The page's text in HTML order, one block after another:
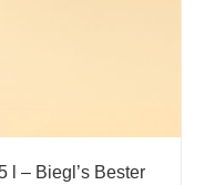
l – Biegl’s Bester